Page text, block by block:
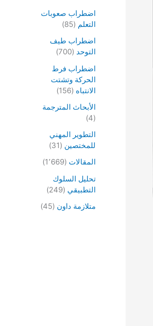
اضطراب صعوبات
التعلم (85)
اضطراب طيف
التوحد (700)
اضطراب فرط
الحركة وتشتت
الانتباه (156)
الأبحاث المترجمة
(4)
التطوير المهني
للمختصين (31)
المقالات (1٬669)
تحليل السلوك
التطبيقي (249)
متلازمة داون (45)